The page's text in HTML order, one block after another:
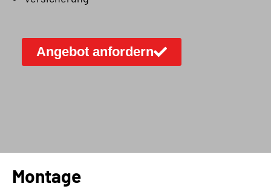
Angebot anfordern
Montage